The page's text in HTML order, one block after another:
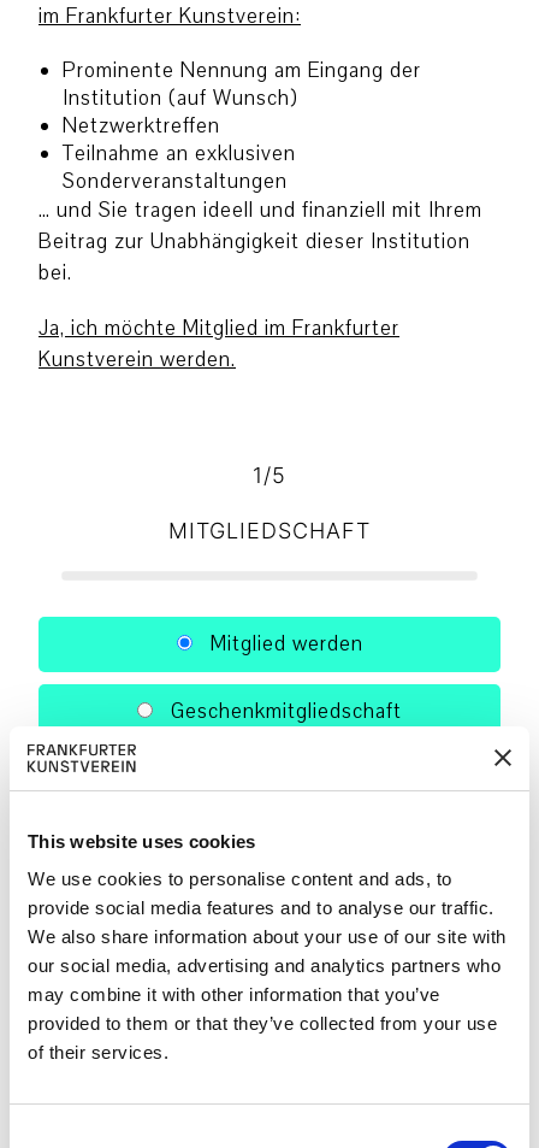
This website uses cookies
We use cookies to personalise content and ads, to
provide social media features and to analyse our traffic.
We also share information about your use of our site with
our social media, advertising and analytics partners who
may combine it with other information that you’ve
provided to them or that they’ve collected from your use
of their services.
im Frankfurter Kunstverein:
Prominente Nennung am Eingang der
Institution (auf Wunsch)
Netzwerktreffen
Teilnahme an exklusiven
Sonderveranstaltungen
… und Sie tragen ideell und finanziell mit Ihrem
Beitrag zur Unabhängigkeit dieser Institution
bei.
Ja, ich möchte Mitglied im Frankfurter
Kunstverein werden.
1/5
MITGLIEDSCHAFT
Mitglied werden
Geschenkmitgliedschaft
Der FKV nimmt den Schutz Ihrer persönlichen
Daten sehr ernst. Wir erheben, verwenden und
ausschließlich im Rahmen der Vorgaben des